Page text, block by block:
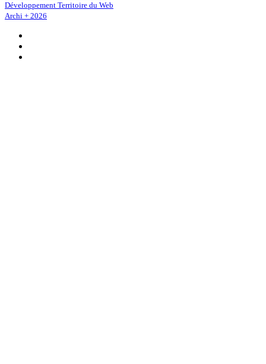
Développement Territoire du Web
Archi + 2026